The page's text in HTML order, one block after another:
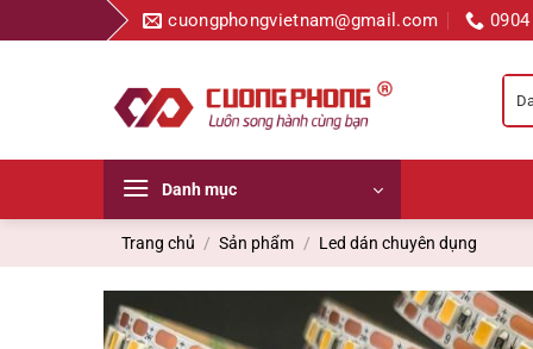
qua
cuongphongvietnam@gmail.com
Danh mục
Trang chủ / Sản phẩm / Led dán chuyên dụng